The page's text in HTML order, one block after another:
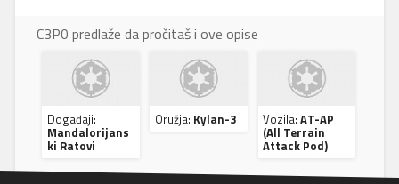
C3P0 predlaže da pročitaš i ove opise
Događaji:
Mandalorijans
ki Ratovi
Oružja: Kylan-3 Vozila:AT-AP
(All Terrain
Attack Pod)